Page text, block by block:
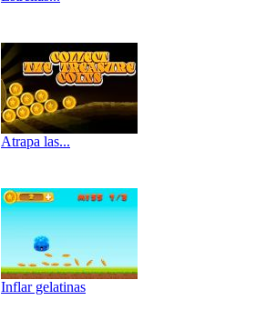
Atrapa las...
Inflar gelatinas